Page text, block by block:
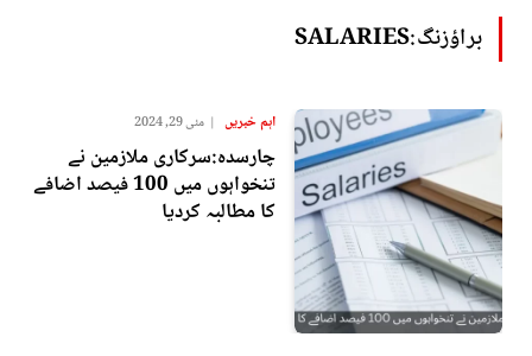
براؤزنگ:SALARIES
اہم خبریں مئی 29, 2024
چارسدہ:سرکاری ملازمین نے
تنخواہوں میں 100 فیصد اضافے
کا مطالبہ کردیا